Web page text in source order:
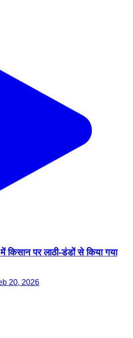
किसान पर लाठी-डंडों से किया गया
20, 2026